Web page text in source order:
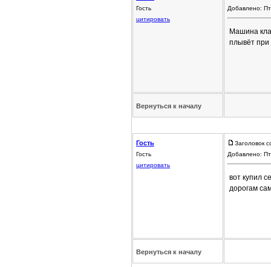
Гость
цитировать
Добавлено:
Машина
плывёт при
Вернуться к началу
Гость
Гость
цитировать
Заголовок
Добавлено:
вот купил
дорогам
Вернуться к началу